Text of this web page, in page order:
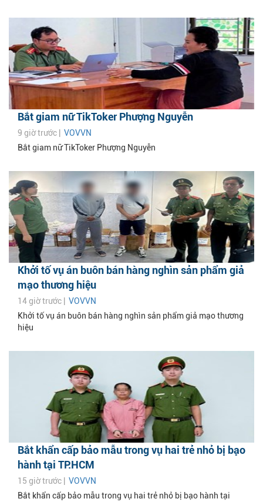
Bắt giam nữ TikToker Phượng Nguyễn
9 giờ trước | VOVVN
Bắt giam nữ TikToker Phượng Nguyễn
Khởi tố vụ án buôn bán hàng nghìn sản phẩm giả
mạo thương hiệu
14 giờ trước | VOVVN
Khởi tố vụ án buôn bán hàng nghìn sản phẩm giả mạo thương
hiệu
Bắt khẩn cấp bảo mẫu trong vụ hai trẻ nhỏ bị bạo
hành tại TP.HCM
15 giờ trước | VOVVN
Bắt khẩn cấp bảo mẫu trong vụ hai trẻ nhỏ bị bạo hành tại